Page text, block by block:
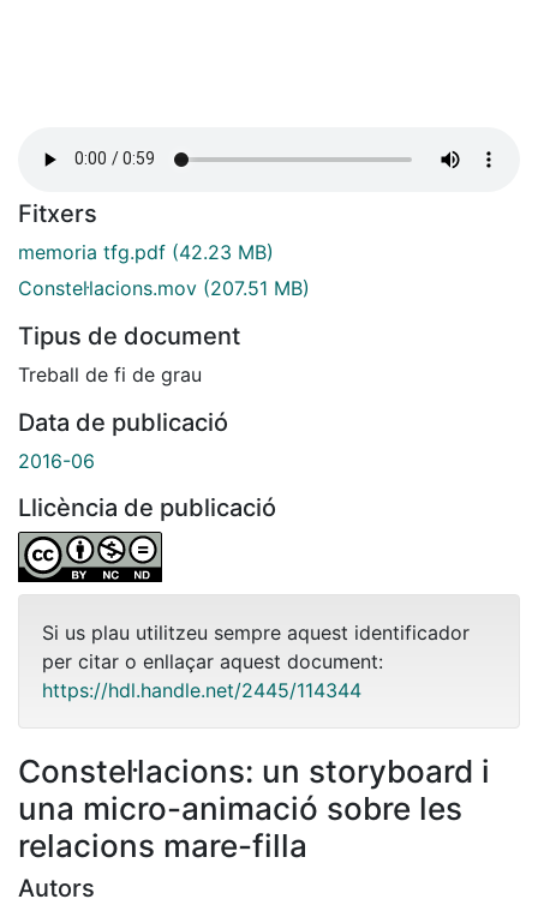
Fitxers
memoria tfg.pdf (42.23 MB)
Constel·lacions.mov (207.51 MB)
Tipus de document
Treball de fi de grau
Data de publicació
2016-06
Llicència de publicació
Si us plau utilitzeu sempre aquest identificador
per citar o enllaçar aquest document:
https://hdl.handle.net/2445/114344
Constel·lacions: un storyboard i
una micro-animació sobre les
relacions mare-filla
Autors